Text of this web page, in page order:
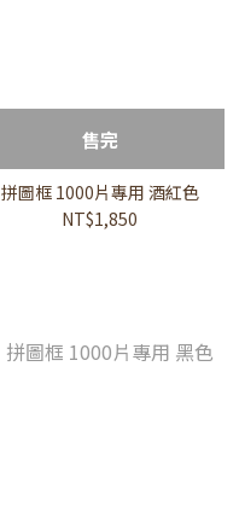
售完
拼圖框 1000片專用 酒紅色
NT$1,850